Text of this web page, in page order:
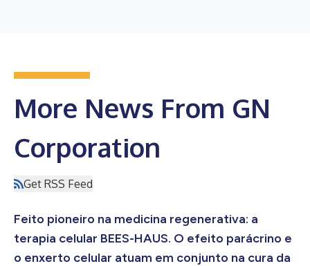
More News From GN
Corporation
Get RSS Feed
Feito pioneiro na medicina regenerativa: a
terapia celular BEES-HAUS. O efeito parácrino e
o enxerto celular atuam em conjunto na cura da